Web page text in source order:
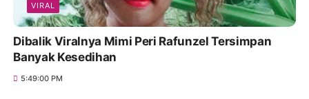
VIRAL
Dibalik Viralnya Mimi Peri Rafunzel Tersimpan
Banyak Kesedihan
5:49:00 PM